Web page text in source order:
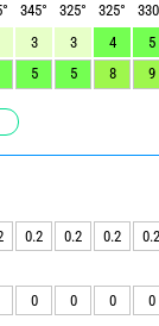
° 345° 325° 325°
330
3 3 4
5
5 5 8 9
0.2 0.2 0.2 0.2
0 0 0 0